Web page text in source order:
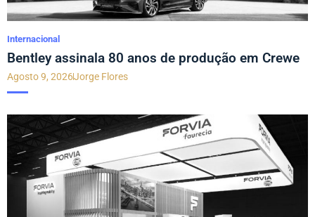
Internacional
Bentley assinala 80 anos de produção em Crewe
Agosto 9, 2026Jorge Flores